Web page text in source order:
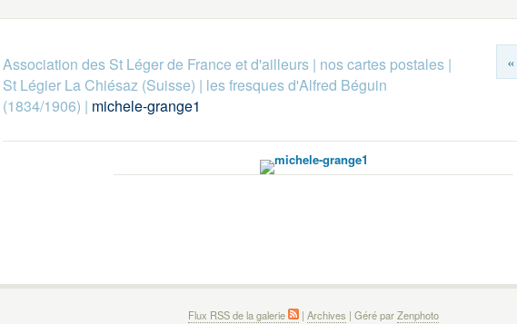
Association des St Léger de France et d'ailleurs| nos cartes postales|
St Légier La Chiésaz (Suisse) | les fresques d'Alfred Béguin
(1834/1906) | michele-grange1
Flux RSS de la galerie | Archives | Géré parZenphoto